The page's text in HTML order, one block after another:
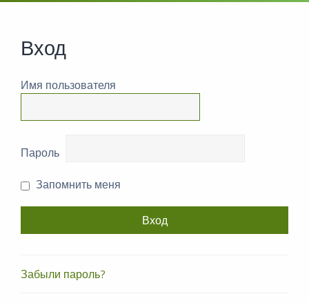
Вход
Имя пользователя
Пароль
Запомнить меня
Забыли пароль?